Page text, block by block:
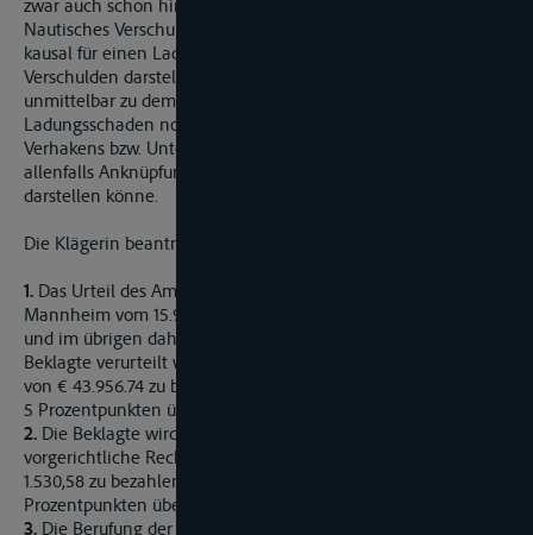
zwar auch schon hinsichtlich des Umschlags in SL »M«.
Nautisches Verschulden sei nur dann in zurechenbarer Weise
kausal für einen Ladungsschaden, wenn das ein nautisches
Verschulden darstellende Handeln oder Unterlassen
unmittelbar zu dem Schaden führe. Vorliegend sei der
Ladungsschaden noch nicht einmal zwingende Folge des
Verhakens bzw. Unterlassens der Schiffsbesatzung, das
allenfalls Anknüpfungspunkt für ein nautisches Verschulden
darstellen könne.
Die Klägerin beantragt:
1. Das Urteil des Amtsgerichts – Schifffahrtsgerichts –
Mannheim vom 15.9.2010 wird im Kostenpunkt aufgehoben
und im übrigen dahingehend teilweise abgeändert, dass die
Beklagte verurteilt wird, an die Klägerin einen Betrag in Höhe
von € 43.956.74 zu bezahlen nebst Zinsen hieraus in Höhe von
5 Prozentpunkten über dem Basiszins seit dem 24.11.2009.
2. Die Beklagte wird weiter verurteilt, an die Klägerin
vorgerichtliche Rechtsverfolgungskosten in Höhe von €
1.530,58 zu bezahlen nebst Zinsen hieraus in Höhe von 5
Prozentpunkten über dem Basiszins seit dem 7.4.2010.
3. Die Berufung der Beklagten wird zurück gewiesen.